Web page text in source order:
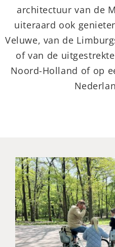
architectuur van de
uiteraard ook
Veluwe, van de
of van de
Noord-Holland of op